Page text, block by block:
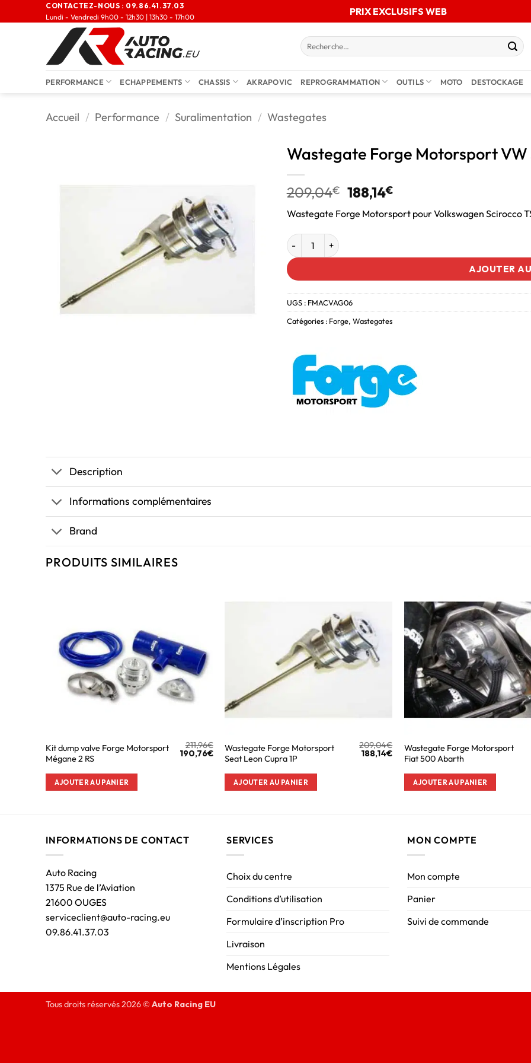
CONTACTEZ-NOUS : 09.86.41.37.03
Lundi - Vendredi 9h00 - 12h30 | 13h30 - 17h00
PRIX EXCLUSIFS WEB
PERFORMANCE ECHAPPEMENTS CHASSIS AKRAPOVIC REPROGRAMMATION OUTILS MOTO DESTOCKAGE
Accueil / Performance / Suralimentation / Wastegates
Wastegate Forge Motorsport VW
209,04€ 188,14€
Wastegate Forge Motorsport pour Volkswagen Scirocco
AJOUTER
UGS : FMACVAG06
Catégories : Forge, Wastegates
Description
Informations complémentaires
Brand
PRODUITS SIMILAIRES
Kit dump valve Forge Motorsport
Mégane 2 RS
211,96€
190,76€
AJOUTER AU PANIER
Wastegate Forge Motorsport
Seat Leon Cupra 1P
209,04€
188,14€
AJOUTER AU PANIER
Wastegate Forge Motorsport
Fiat 500 Abarth
AJOUTER AU PANIER
INFORMATIONS DE CONTACT
Auto Racing
1375 Rue de l’Aviation
21600 OUGES
serviceclient@auto-racing.eu
09.86.41.37.03
SERVICES
Choix du centre
Conditions d’utilisation
Formulaire d’inscription Pro
Livraison
Mentions Légales
MON COMPTE
Mon compte
Panier
Suivi de commande
Tous droits réservés 2026 © Auto Racing EU